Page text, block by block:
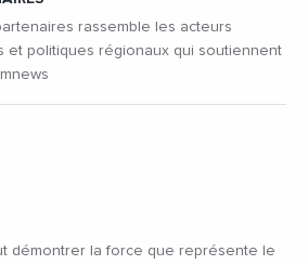
démontrer la force que représente le
rassemble les acteurs
et politiques régionaux qui soutiennent